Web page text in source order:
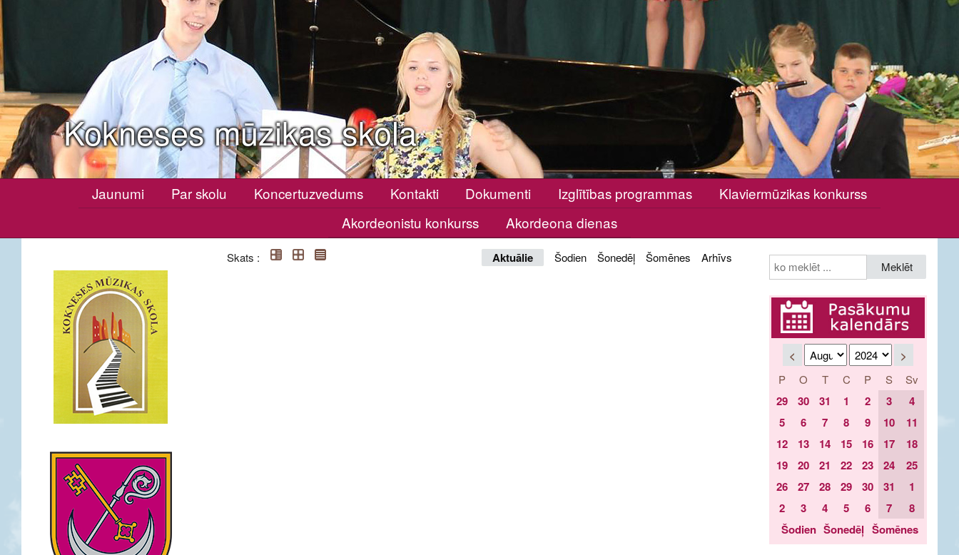
Kokneses mūzikas skola
Jaunumi Par skolu Koncertuzvedums Kontakti Dokumenti Izglītības programmas
Klaviermūzikas konkurss
Akordeonistu konkurss
Akordeona dienas
Skats : Aktuālie Šodien Šonedēļ Šomēnes Arhīvs
Meklēt
< >
P O T C P S Sv
29 30 31 1 2 3
4
5
6 7 8 9 10
11
12
13 14 15 16 17
18
19
20 21 22 23 24
25
26
27 28 29 30 31
1
2
3 4 5 6 7
8
Šodien Šonedēļ Šomēnes